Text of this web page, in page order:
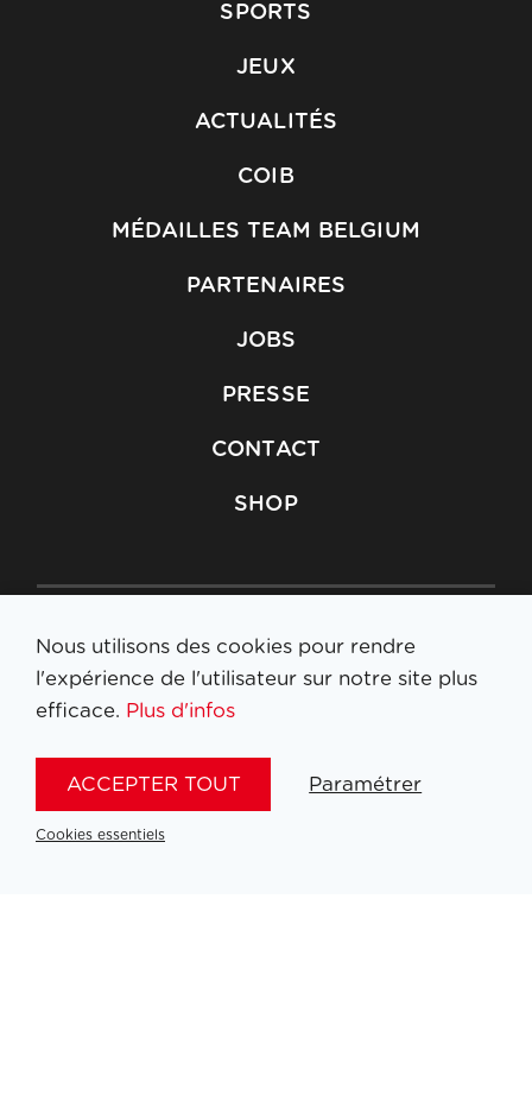
SPORTS
JEUX
ACTUALITÉS
COIB
MÉDAILLES TEAM BELGIUM
PARTENAIRES
JOBS
PRESSE
CONTACT
SHOP
INSTAGRAM
FACEBOOK
Nous utilisons des cookies pour rendre
l'expérience de l'utilisateur sur notre site plus
efficace. Plus d'infos
ACCEPTER TOUT Paramétrer
Cookies essentiels